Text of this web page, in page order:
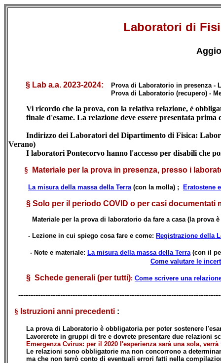
Laboratori di
§ Lab a.a. 2023-2024:
Prova di Laboratorio in presenza -
Prova di Laboratorio (recupero) - Mertedì
Vi ricordo che la prova, con la relativa relazione, è
finale d'esame. La relazione deve essere presentata prima
Indirizzo dei Laboratori del Dipartimento di Fisica:
Verano)
I laboratori Pontecorvo hanno l'accesso per disabili che
§
Materiale per la prova in presenza, presso i
La misura della massa della Terra (con la molla) ; Eratostene
§ Solo per il periodo COVID o per casi
Materiale per la prova di laboratorio da fare a casa (la prova
- Lezione in cui spiego cosa fare e come: Registrazione della
- Note e materiale: La misura della massa della Terra(con il
Come valutare le
§ Schede generali (per tutti): Come scrivere una
§ Istruzioni anni precedenti :
La prova di Laboratorio è obbligatoria per poter sostenere
Lavorerete in gruppi di tre e dovrete presentare due relazioni
Emergenza Cvirus: per il 2020 l'esperienza sarà una sola,
Le relazioni sono obbligatorie ma non concorrono a
ma che non terrò conto di eventuali errori fatti nella